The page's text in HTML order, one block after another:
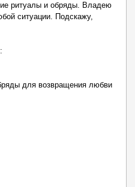
ритуалы и обряды. Владею
ситуации. Подскажу,
для возвращения любви